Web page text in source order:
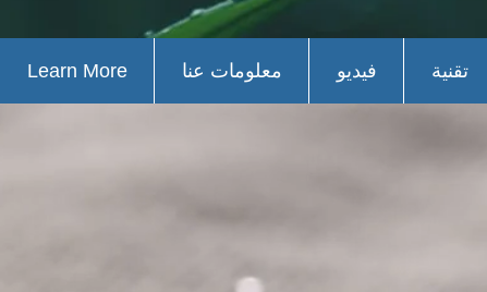
Learn More معلومات عنا فيديو تقنية